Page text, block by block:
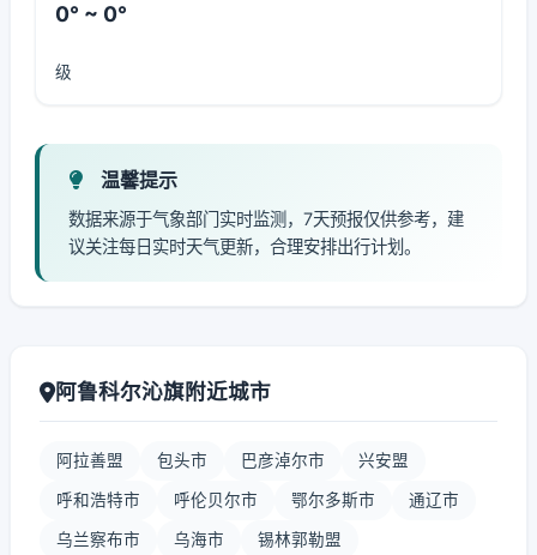
0° ~ 0°
级
温馨提示
数据来源于气象部门实时监测，7天预报仅供参考，建
议关注每日实时天气更新，合理安排出行计划。
阿鲁科尔沁旗附近城市
阿拉善盟 包头市 巴彦淖尔市 兴安盟
呼和浩特市 呼伦贝尔市 鄂尔多斯市 通辽市
乌兰察布市 乌海市 锡林郭勒盟